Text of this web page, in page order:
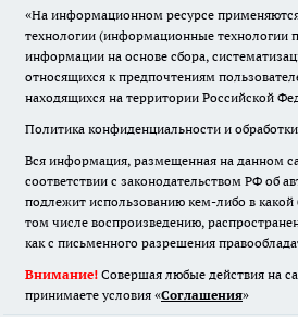
«На информационном ресурсе
технологии (информационные технологии
информации на основе сбора,
относящихся к предпочтениям
находящихся на территории Российской
Политика конфиденциальности и
Вся информация, размещенная на данном
соответствии с законодательством РФ об
подлежит использованию кем-либо в
том числе воспроизведению,
как с письменного разрешения
Внимание! Совершая любые действия на
принимаете условия «Cоглашения»